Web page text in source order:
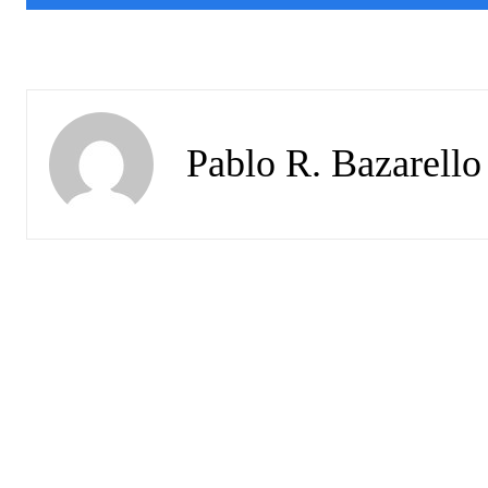
Pablo R. Bazarello